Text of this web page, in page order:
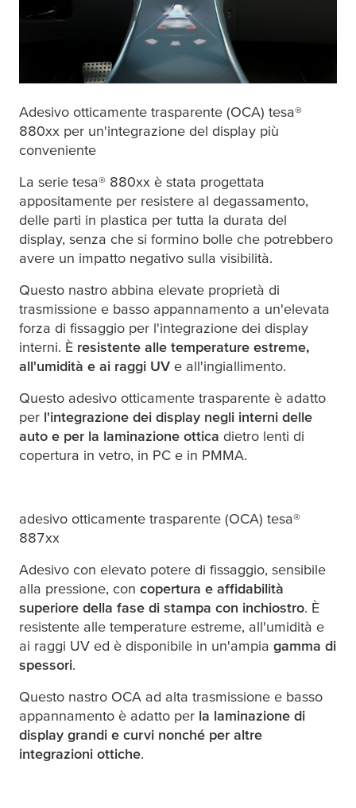
Adesivo otticamente trasparente (OCA) tesa®
880xx per un'integrazione del display più
conveniente
La serie tesa® 880xx è stata progettata
appositamente per resistere al degassamento,
delle parti in plastica per tutta la durata del
display, senza che si formino bolle che potrebbero
avere un impatto negativo sulla visibilità.
Questo nastro abbina elevate proprietà di
trasmissione e basso appannamento a un'elevata
forza di fissaggio per l'integrazione dei display
interni. È resistente alle temperature estreme,
all'umidità e ai raggi UV e all'ingiallimento.
Questo adesivo otticamente trasparente è adatto
per l'integrazione dei display negli interni delle
auto e per la laminazione ottica dietro lenti di
copertura in vetro, in PC e in PMMA.
adesivo otticamente trasparente (OCA) tesa®
887xx
Adesivo con elevato potere di fissaggio, sensibile
alla pressione, con copertura e affidabilità
superiore della fase di stampa con inchiostro. È
resistente alle temperature estreme, all'umidità e
ai raggi UV ed è disponibile in un'ampia gamma di
spessori.
Questo nastro OCA ad alta trasmissione e basso
appannamento è adatto per la laminazione di
display grandi e curvi nonché per altre
integrazioni ottiche.